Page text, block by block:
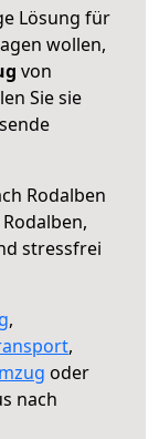
Lösung für
wollen,
von
Sie sie
Rodalben
stressfrei
,
,
oder
nach